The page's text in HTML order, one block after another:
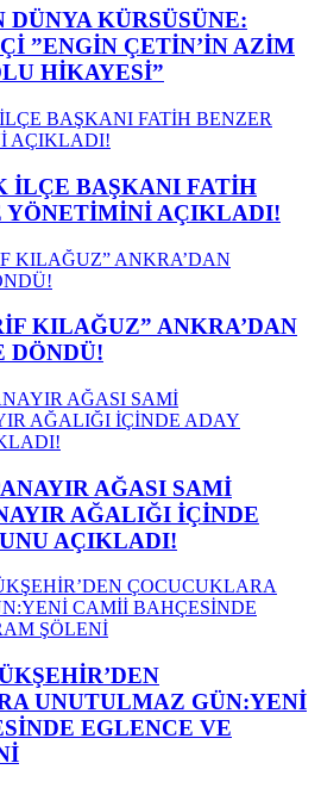
DÜNYA KÜRSÜSÜNE:
”ENGİN ÇETİN’İN AZİM
HİKAYESİ”
İLÇE BAŞKANI FATİH
YÖNETİMİNİ AÇIKLADI!
KILAĞUZ” ANKRA’DAN
DÖNDÜ!
AĞASI SAMİ
AĞALIĞI İÇİNDE
AÇIKLADI!
UNUTULMAZ GÜN:YENİ
EGLENCE VE